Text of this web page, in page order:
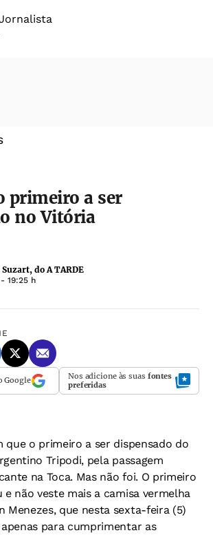
primeiro a ser
no Vitória
Suzart, do A TARDE
19:25 h
Google Nos adicione às suas fontes
preferidas
que o primeiro a ser dispensado do
Tripodi, pela passagem
na Toca. Mas não foi. O primeiro
e não veste mais a camisa vermelha
Menezes, que nesta sexta-feira (5)
para cumprimentar as